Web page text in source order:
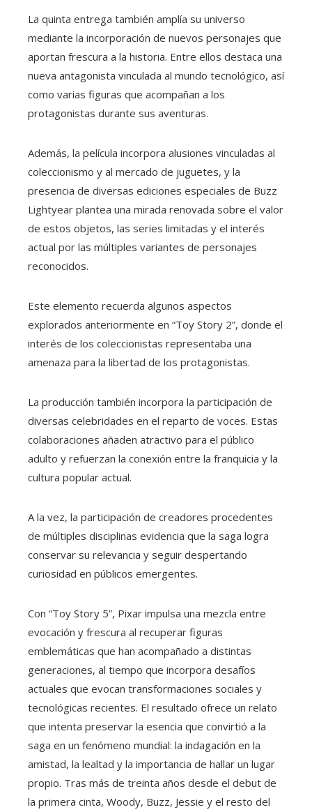
La quinta entrega también amplía su universo
mediante la incorporación de nuevos personajes que
aportan frescura a la historia. Entre ellos destaca una
nueva antagonista vinculada al mundo tecnológico, así
como varias figuras que acompañan a los
protagonistas durante sus aventuras.
Además, la película incorpora alusiones vinculadas al
coleccionismo y al mercado de juguetes, y la
presencia de diversas ediciones especiales de Buzz
Lightyear plantea una mirada renovada sobre el valor
de estos objetos, las series limitadas y el interés
actual por las múltiples variantes de personajes
reconocidos.
Este elemento recuerda algunos aspectos
explorados anteriormente en “Toy Story 2”, donde el
interés de los coleccionistas representaba una
amenaza para la libertad de los protagonistas.
La producción también incorpora la participación de
diversas celebridades en el reparto de voces. Estas
colaboraciones añaden atractivo para el público
adulto y refuerzan la conexión entre la franquicia y la
cultura popular actual.
A la vez, la participación de creadores procedentes
de múltiples disciplinas evidencia que la saga logra
conservar su relevancia y seguir despertando
curiosidad en públicos emergentes.
Con “Toy Story 5”, Pixar impulsa una mezcla entre
evocación y frescura al recuperar figuras
emblemáticas que han acompañado a distintas
generaciones, al tiempo que incorpora desafíos
actuales que evocan transformaciones sociales y
tecnológicas recientes. El resultado ofrece un relato
que intenta preservar la esencia que convirtió a la
saga en un fenómeno mundial: la indagación en la
amistad, la lealtad y la importancia de hallar un lugar
propio. Tras más de treinta años desde el debut de
la primera cinta, Woody, Buzz, Jessie y el resto del